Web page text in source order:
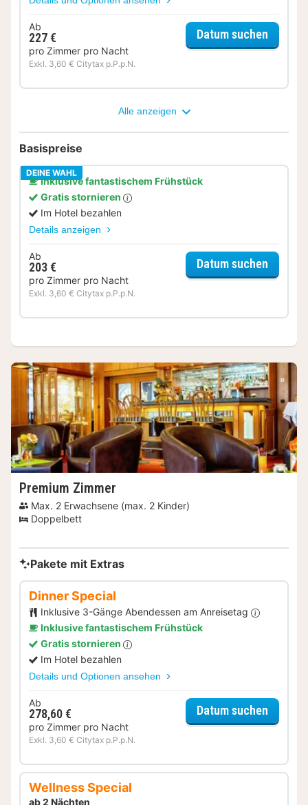
Ab
227 €
pro Zimmer pro Nacht
Exkl. 3,60 € Citytax p.P.p.N.
Datum suchen
Alle anzeigen
Basispreise
DEINE WAHL
Inklusive fantastischem Frühstück
Gratis stornieren
Im Hotel bezahlen
Details anzeigen
Ab
203 €
pro Zimmer pro Nacht
Exkl. 3,60 € Citytax p.P.p.N.
Datum suchen
Premium Zimmer
Max. 2 Erwachsene (max. 2 Kinder)
Doppelbett
Pakete mit Extras
Dinner Special
Inklusive 3-Gänge Abendessen am Anreisetag
Inklusive fantastischem Frühstück
Gratis stornieren
Im Hotel bezahlen
Details und Optionen ansehen
Ab
278,60 €
pro Zimmer pro Nacht
Exkl. 3,60 € Citytax p.P.p.N.
Datum suchen
Wellness Special
ab 2 Nächten